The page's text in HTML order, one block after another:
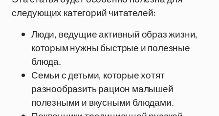
следующих категорий читателей:
Люди, ведущие активный образ жизни,
которым нужны быстрые и полезные
блюда.
Семьи с детьми, которые хотят
разнообразить рацион малышей
полезными и вкусными блюдами.